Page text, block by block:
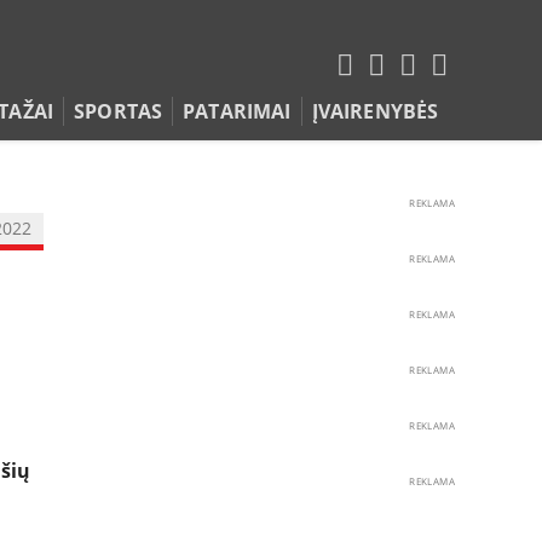
SPORTAS PATARIMAI ĮVAIRENYBĖS
REKLAMA
REKLAMA
REKLAMA
REKLAMA
REKLAMA
REKLAMA